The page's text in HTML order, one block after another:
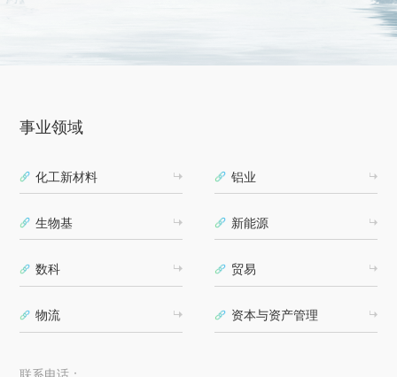
事业领域
化工新材料 铝业
生物基 新能源
数科 贸易
物流 资本与资产管理